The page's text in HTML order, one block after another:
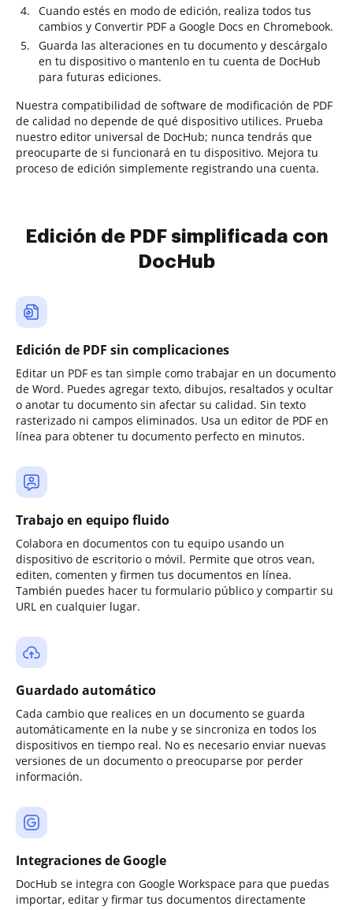
Cuando estés en modo de edición, realiza todos tus
cambios y Convertir PDF a Google Docs en Chromebook.
Guarda las alteraciones en tu documento y descárgalo
en tu dispositivo o mantenlo en tu cuenta de DocHub
para futuras ediciones.
Nuestra compatibilidad de software de modificación de PDF
de calidad no depende de qué dispositivo utilices. Prueba
nuestro editor universal de DocHub; nunca tendrás que
preocuparte de si funcionará en tu dispositivo. Mejora tu
proceso de edición simplemente registrando una cuenta.
Edición de PDF simplificada con
DocHub
Edición de PDF sin complicaciones
Editar un PDF es tan simple como trabajar en un documento
de Word. Puedes agregar texto, dibujos, resaltados y ocultar
o anotar tu documento sin afectar su calidad. Sin texto
rasterizado ni campos eliminados. Usa un editor de PDF en
línea para obtener tu documento perfecto en minutos.
Trabajo en equipo fluido
Colabora en documentos con tu equipo usando un
dispositivo de escritorio o móvil. Permite que otros vean,
editen, comenten y firmen tus documentos en línea.
También puedes hacer tu formulario público y compartir su
URL en cualquier lugar.
Guardado automático
Cada cambio que realices en un documento se guarda
automáticamente en la nube y se sincroniza en todos los
dispositivos en tiempo real. No es necesario enviar nuevas
versiones de un documento o preocuparse por perder
información.
Integraciones de Google
DocHub se integra con Google Workspace para que puedas
importar, editar y firmar tus documentos directamente